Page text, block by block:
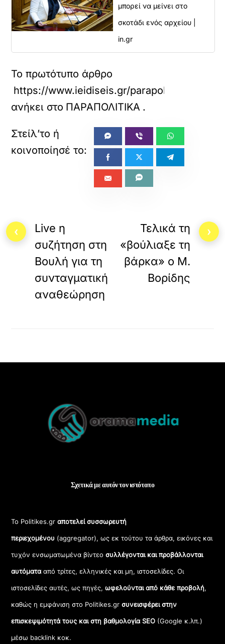
μπορεί να μείνει στο
σκοτάδι ενός αρχείου |
in.gr
Το πρωτότυπο άρθρο
https://www.ieidiseis.gr/parapolitika/
ανήκει στο ΠΑΡΑΠΟΛΙΤΙΚΑ .
Live η
συζήτηση στη
Βουλή για τη
συνταγματική
αναθεώρηση
Τελικά τη
«βούλιαξε τη
βάρκα» ο Μ.
Βορίδης
Top
Σχετικά με αυτόν τον ιστότοπο
Το Politikes.grαποτελεί συσσωρευτή
περιεχομένου (aggregator), ως εκ τούτου τα άρθρα, εικόνες και
τυχόν ενσωματωμένα βίντεοσυλλέγονται και προβάλλονται
αυτόματααπό τρίτες, ελληνικές και μη, ιστοσελίδες. Οι
ιστοσελίδες αυτές, ως πηγές,ωφελούνται από κάθε προβολή,
καθώς η εμφάνιση στο Politikes.gr συνεισφέρει στην
επισκεψιμότητά τους και στη βαθμολογία SEO (Google κ.λπ.)
μέσω backlink κοκ.
‹ ›